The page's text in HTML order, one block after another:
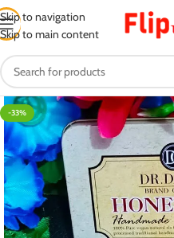
Skip to navigation
Skip to main content
-33%